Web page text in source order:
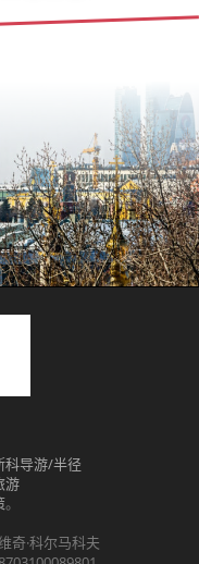
科导游/半径
游
。
奇·科尔马科夫